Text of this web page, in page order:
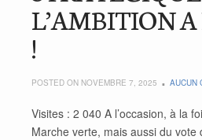
L’AMBITION
!
POSTED ON NOVEMBRE 7, 2025 AUCUN
Visites : 2 040 A l’occasion, à la
Marche verte, mais aussi du vote